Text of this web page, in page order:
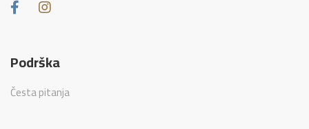
Podrška
Česta pitanja